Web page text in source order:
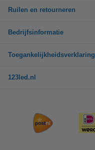
Ruilen en retourneren
Bedrijfsinformatie
Toegankelijkheidsverklaring
123led.nl